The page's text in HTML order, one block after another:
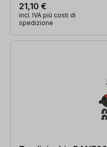
21,10 €
incl. IVA più costi di
spedizione